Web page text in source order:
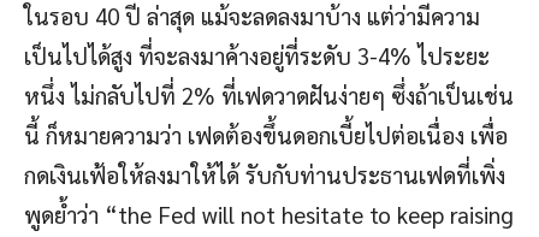
ในรอบ 40 ปี ล่าสุด แม้จะลดลงมาบ้าง แต่ว่ามีความ
เป็นไปได้สูง ที่จะลงมาค้างอยู่ที่ระดับ 3-4% ไประยะ
หนึ่ง ไม่กลับไปที่ 2% ที่เฟดวาดฝันง่ายๆ ซึ่งถ้าเป็นเช่น
นี้ ก็หมายความว่า เฟดต้องขึ้นดอกเบี้ยไปต่อเนื่อง เพื่อ
กดเงินเฟ้อให้ลงมาให้ได้ รับกับท่านประธานเฟดที่เพิ่ง
พูดย้ำว่า “the Fed will not hesitate to keep raising